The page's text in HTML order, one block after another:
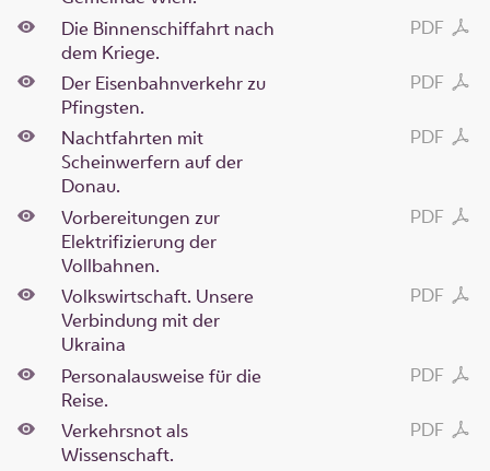
PDF
Die Binnenschiffahrt nach
dem Kriege.
PDF
Der Eisenbahnverkehr zu
Pfingsten.
PDF
Nachtfahrten mit
Scheinwerfern auf der
Donau.
PDF
Vorbereitungen zur
Elektrifizierung der
Vollbahnen.
PDF
Volkswirtschaft. Unsere
Verbindung mit der
Ukraina
PDF
Personalausweise für die
Reise.
PDF
Verkehrsnot als
Wissenschaft.